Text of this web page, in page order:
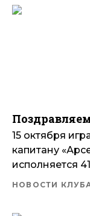
15 октября
капитану
исполняется
НОВОСТИ